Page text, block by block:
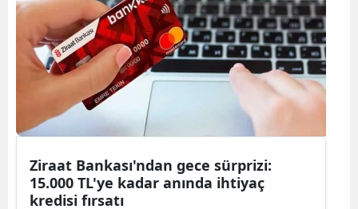
Ziraat Bankası'ndan gece sürprizi:
15.000 TL'ye kadar anında ihtiyaç
kredisi fırsatı